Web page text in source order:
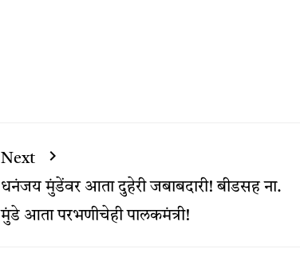
Next
धनंजय मुंडेंवर आता दुहेरी जबाबदारी! बीडसह ना.
मुंडे आता परभणीचेही पालकमंत्री!